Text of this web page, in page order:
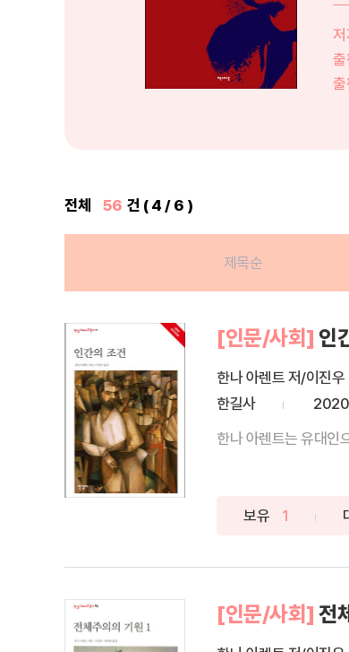
출
출
전체 56 건 ( 4 / 6 )
제목순
[인문/사회] 인
한나 아렌트 저/이진우
한길사
한나 아렌트는 유대인
보유 1
[인문/사회] 전